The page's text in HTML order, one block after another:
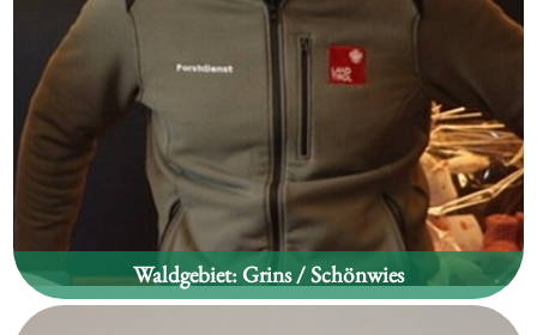
Waldgebiet:Grins / Schönwies